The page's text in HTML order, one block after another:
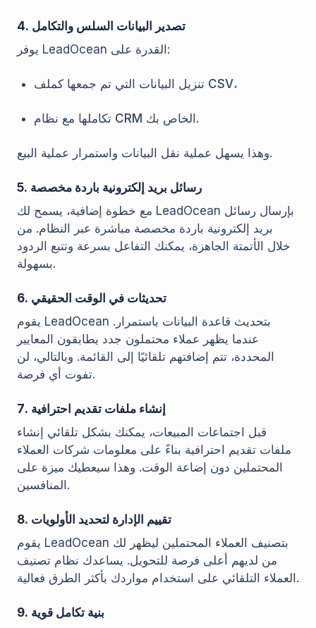
4. تصدير البيانات السلس والتكامل
يوفر LeadOcean القدرة على:
تنزيل البيانات التي تم جمعها كملف CSV،
تكاملها مع نظام CRM الخاص بك.
وهذا يسهل عملية نقل البيانات واستمرار عملية البيع.
5. رسائل بريد إلكترونية باردة مخصصة
مع خطوة إضافية، يسمح لك LeadOcean بإرسال رسائل
بريد إلكترونية باردة مخصصة مباشرة عبر النظام. من
خلال الأتمتة الجاهزة، يمكنك التفاعل بسرعة وتتبع الردود
بسهولة.
6. تحديثات في الوقت الحقيقي
يقوم LeadOcean بتحديث قاعدة البيانات باستمرار.
عندما يظهر عملاء محتملون جدد يطابقون المعايير
المحددة، تتم إضافتهم تلقائيًا إلى القائمة. وبالتالي، لن
تفوت أي فرصة.
7. إنشاء ملفات تقديم احترافية
قبل اجتماعات المبيعات، يمكنك بشكل تلقائي إنشاء
ملفات تقديم احترافية بناءً على معلومات شركات العملاء
المحتملين دون إضاعة الوقت. وهذا سيعطيك ميزة على
المنافسين.
8. تقييم الإدارة لتحديد الأولويات
يقوم LeadOcean بتصنيف العملاء المحتملين ليظهر لك
من لديهم أعلى فرصة للتحويل. يساعدك نظام تصنيف
العملاء التلقائي على استخدام مواردك بأكثر الطرق فعالية.
9. بنية تكامل قوية